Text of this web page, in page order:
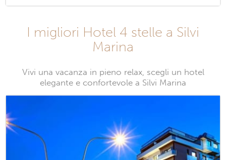
I migliori Hotel 4 stelle a Silvi
Marina
Vivi una vacanza in pieno relax, scegli un hotel
elegante e confortevole a Silvi Marina